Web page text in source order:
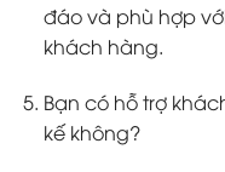
đáo và phù hợp
khách hàng.
Bạn có hỗ trợ
kế không?